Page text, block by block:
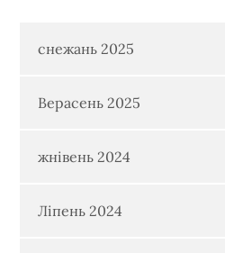
снежань 2025
Верасень 2025
жнівень 2024
Ліпень 2024